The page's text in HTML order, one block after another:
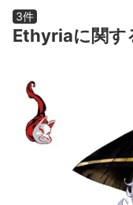
3件
Ethyriaに関す